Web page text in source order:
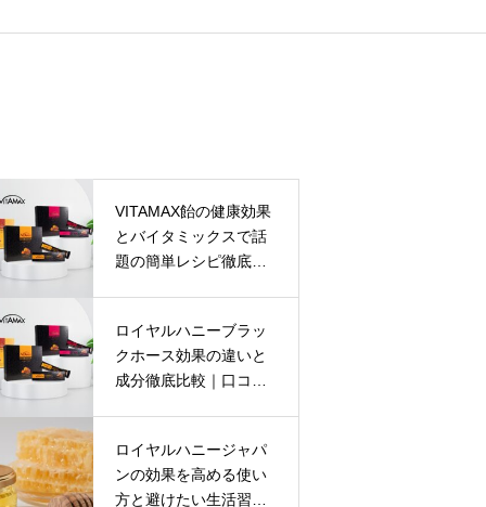
VITAMAX飴の健康効果
とバイタミックスで話
題の簡単レシピ徹底解
ロイヤルハニーブラッ
クホース効果の違いと
成分徹底比較｜口コミ
ロイヤルハニージャパ
ンの効果を高める使い
方と避けたい生活習慣